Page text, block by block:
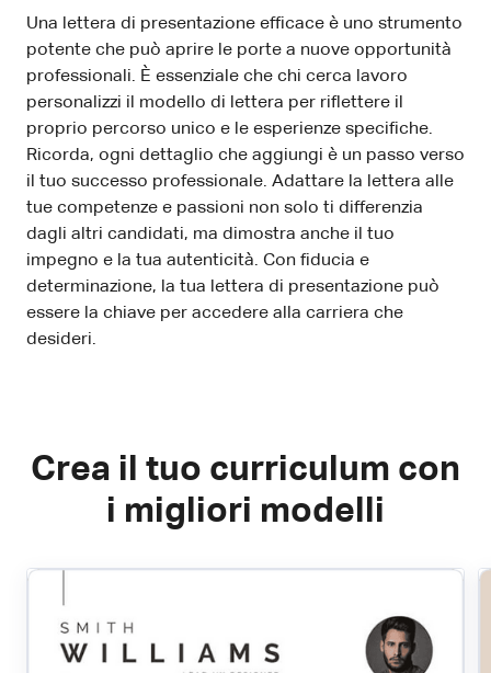
Una lettera di presentazione efficace è uno strumento
potente che può aprire le porte a nuove opportunità
professionali. È essenziale che chi cerca lavoro
personalizzi il modello di lettera per riflettere il
proprio percorso unico e le esperienze specifiche.
Ricorda, ogni dettaglio che aggiungi è un passo verso
il tuo successo professionale. Adattare la lettera alle
tue competenze e passioni non solo ti differenzia
dagli altri candidati, ma dimostra anche il tuo
impegno e la tua autenticità. Con fiducia e
determinazione, la tua lettera di presentazione può
essere la chiave per accedere alla carriera che
desideri.
Crea il tuo curriculum con
i migliori modelli